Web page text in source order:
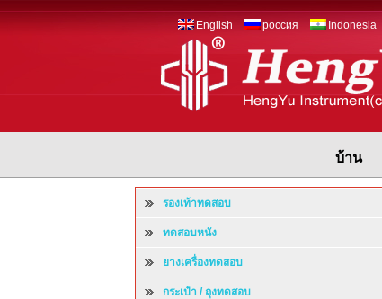
Indonesia
россия
English
บ้าน
รองเท้าทดสอบ
ทดสอบหนัง
ยางเครื่องทดสอบ
กระเป๋า / ถุงทดสอบ